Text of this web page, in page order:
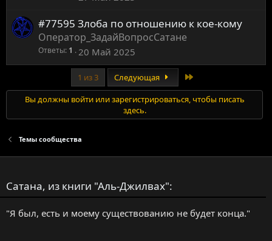
#77595 Злоба по отношению к кое-кому
Оператор_ЗадайВопросСатане
Ответы 1 20 Май 2025
1 из 3 Следующая
Вы должны войти или зарегистрироваться, чтобы писать
здесь.
Темы сообщества
Сатана, из книги "Аль-Джилвах":
"Я был, есть и моему существованию не будет конца."